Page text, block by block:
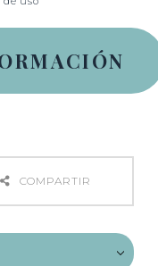
COMPARTIR